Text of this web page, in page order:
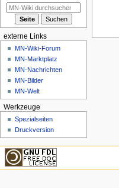
externe Links
MN-Wiki-Forum
MN-Marktplatz
MN-Nachrichten
MN-Bilder
MN-Welt
Werkzeuge
Spezialseiten
Druckversion